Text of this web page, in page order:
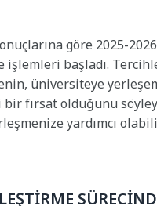
göre 2025-
işlemleri başladı.
üniversiteye
fırsat olduğunu
yardımcı